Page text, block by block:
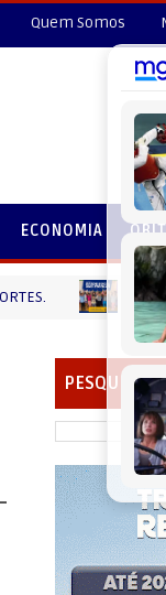
Quem Somos
ECONOMIA
CANTU Rio
PESQUISAR